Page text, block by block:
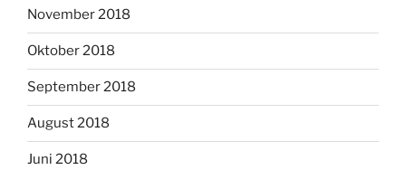
November 2018
Oktober 2018
September 2018
August 2018
Juni 2018